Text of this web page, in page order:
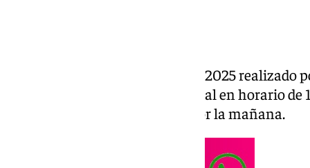
El cartel de la Semana Santa de 2025
expuesto en el Archivo Municipal en horario de
horas. Los sábado y domingo por la mañana.